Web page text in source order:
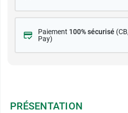
Paiement 100% sécurisé (CB
Pay)
PRÉSENTATION